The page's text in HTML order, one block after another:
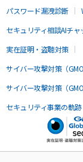
パスワード漏洩診断
セキュリティ相談AIチャ
実在証明・盗聴対策
サイバー攻撃対策（
サイバー攻撃対策（GMO
セキュリティ事業の軌跡